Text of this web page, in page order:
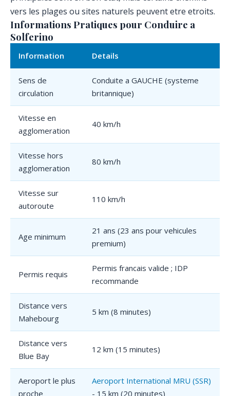
vers les plages ou sites naturels peuvent etre etroits.
Informations Pratiques pour Conduire a
Solferino
Information Details
Sens de
circulation
Conduite a GAUCHE (systeme
britannique)
Vitesse en
agglomeration
40 km/h
Vitesse hors
agglomeration
80 km/h
Vitesse sur
autoroute
110 km/h
Age minimum
21 ans (23 ans pour vehicules
premium)
Permis requis
Permis francais valide ; IDP
recommande
Distance vers
Mahebourg
5 km (8 minutes)
Distance vers
Blue Bay
12 km (15 minutes)
Aeroport le plus
proche
Aeroport International MRU (SSR)
- 15 km (20 minutes)